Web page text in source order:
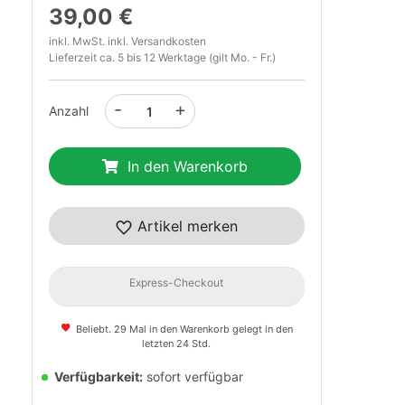
39,00 €
inkl. MwSt. inkl. Versandkosten
Lieferzeit ca. 5 bis 12 Werktage (gilt Mo. - Fr.)
Anzahl +
-
In den Warenkorb
Artikel merken
Express-Checkout
Beliebt. 29 Mal in den Warenkorb gelegt in den
letzten 24 Std.
Verfügbarkeit:sofort verfügbar